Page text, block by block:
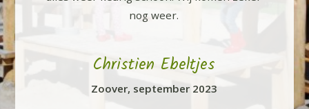
nog weer.
Christien Ebeltjes
Zoover, september 2023
zou